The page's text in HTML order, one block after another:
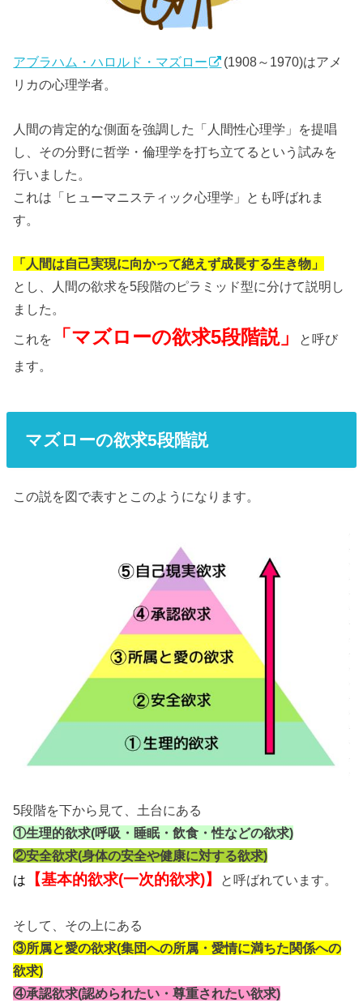
アブラハム・ハロルド・マズロー
(1908～1970)はアメ
リカの心理学者。
人間の肯定的な側面を強調した「人間性心理学」を提唱
し、その分野に哲学・倫理学を打ち立てるという試みを
行いました。
これは「ヒューマニスティック心理学」とも呼ばれま
す。
「人間は自己実現に向かって絶えず成長する生き物」
とし、人間の欲求を5段階のピラミッド型に分けて説明し
ました。
これを 「マズローの欲求5段階説」
と呼び
ます。
マズローの欲求5段階説
この説を図で表すとこのようになります。
5段階を下から見て、土台にある
①生理的欲求(呼吸・睡眠・飲食・性などの欲求)
②安全欲求(身体の安全や健康に対する欲求)
は 【基本的欲求(一次的欲求)】 と呼ばれています。
そして、その上にある
③所属と愛の欲求(集団への所属・愛情に満ちた関係への
欲求)
④承認欲求(認められたい・尊重されたい欲求)